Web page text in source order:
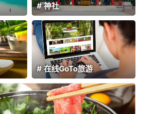
神社
在线GoTo旅游